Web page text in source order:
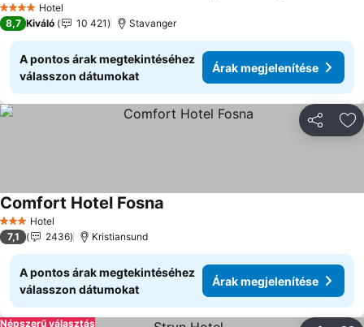
4 KategóriaHotel
8,7 Kiváló 10 421 Stavanger
A pontos árak megtekintéséhez
válasszon dátumokat
Árak megjelenítése
3 Kategória
Hotel
Comfort Hotel Fosna
7,1 2436 Kristiansund
A pontos árak megtekintéséhez
válasszon dátumokat
Árak megjelenítése
Népszerű választás